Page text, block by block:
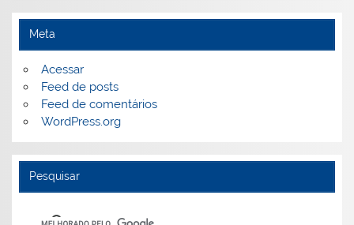
Meta
Acessar
Feed de posts
Feed de comentários
WordPress.org
Pesquisar